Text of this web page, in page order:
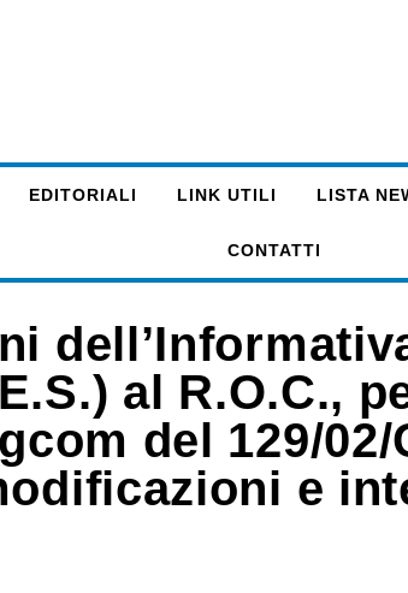
EDITORIALI LINK UTILI LISTA
CONTATTI
al R.O.C.,
del 129/02/
e